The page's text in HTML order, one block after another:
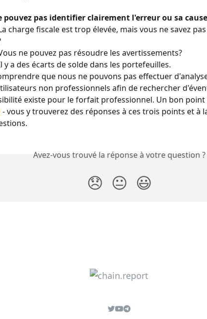
pouvez pas identifier clairement l'erreur ou sa
charge fiscale est trop élevée, mais vous ne savez
ne pouvez pas résoudre les avertissements?
y a des écarts de solde dans les portefeuilles.
que nous ne pouvons pas effectuer
non professionnels afin de rechercher
existe pour le forfait professionnel. Un bon
- vous y trouverez des réponses à ces trois points et à
Avez-vous trouvé la réponse à votre question ?
😞 😐 😃